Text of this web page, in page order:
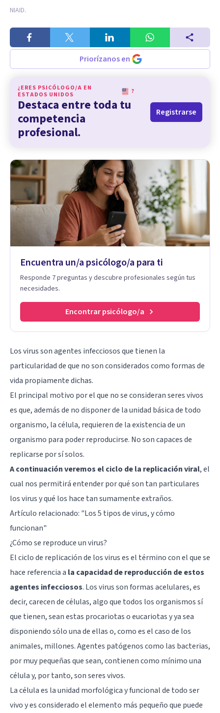
NIAID.
Priorízanos en
¿ERES PSICÓLOGO/A EN
ESTADOS UNIDOS
?
Destaca entre toda tu
competencia
profesional.
Registrarse
Encuentra un/a psicólogo/a para ti
Responde 7 preguntas y descubre profesionales según tus
necesidades.
Encontrar psicólogo/a
Los virus son agentes infecciosos que tienen la
particularidad de que no son considerados como formas de
vida propiamente dichas.
El principal motivo por el que no se consideran seres vivos
es que, además de no disponer de la unidad básica de todo
organismo, la célula, requieren de la existencia de un
organismo para poder reproducirse. No son capaces de
replicarse por sí solos.
A continuación veremos el ciclo de la replicación viral, el
cual nos permitirá entender por qué son tan particulares
los virus y qué los hace tan sumamente extraños.
Artículo relacionado: "Los 5 tipos de virus, y cómo
funcionan"
¿Cómo se reproduce un virus?
El ciclo de replicación de los virus es el término con el que se
hace referencia a la capacidad de reproducción de estos
agentes infecciosos. Los virus son formas acelulares, es
decir, carecen de células, algo que todos los organismos sí
que tienen, sean estas procariotas o eucariotas y ya sea
disponiendo sólo una de ellas o, como es el caso de los
animales, millones. Agentes patógenos como las bacterias,
por muy pequeñas que sean, contienen como mínimo una
célula y, por tanto, son seres vivos.
La célula es la unidad morfológica y funcional de todo ser
vivo y es considerado el elemento más pequeño que puede